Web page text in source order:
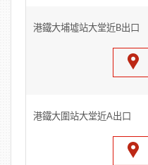
港鐵大埔墟站大堂近B出口
港鐵大圍站大堂近A出口